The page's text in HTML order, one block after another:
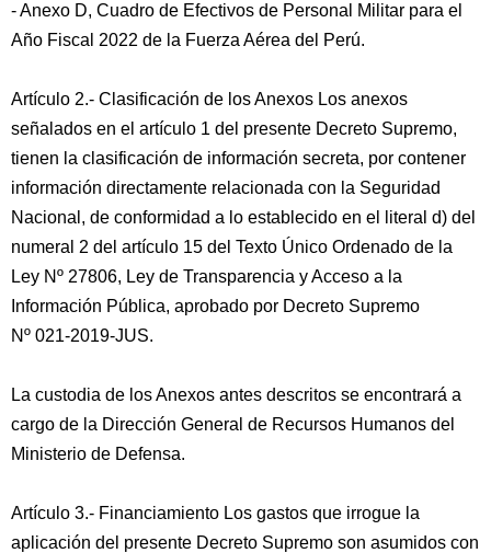
- Anexo D, Cuadro de Efectivos de Personal Militar para el
Año Fiscal 2022 de la Fuerza Aérea del Perú.
Artículo 2.- Clasificación de los Anexos Los anexos
señalados en el artículo 1 del presente Decreto Supremo,
tienen la clasificación de información secreta, por contener
información directamente relacionada con la Seguridad
Nacional, de conformidad a lo establecido en el literal d) del
numeral 2 del artículo 15 del Texto Único Ordenado de la
Ley Nº 27806, Ley de Transparencia y Acceso a la
Información Pública, aprobado por Decreto Supremo
Nº 021-2019-JUS.
La custodia de los Anexos antes descritos se encontrará a
cargo de la Dirección General de Recursos Humanos del
Ministerio de Defensa.
Artículo 3.- Financiamiento Los gastos que irrogue la
aplicación del presente Decreto Supremo son asumidos con